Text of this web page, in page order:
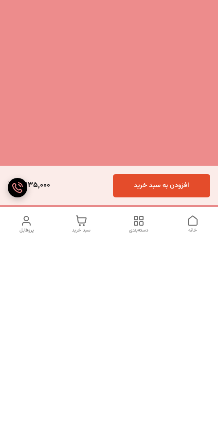
2,935,000 افزودن به سبد خرید
پروفایل سبد خرید دسته‌بندی خانه